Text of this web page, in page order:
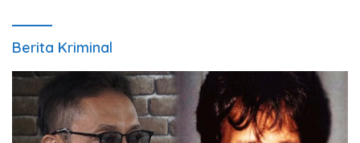
Berita Kriminal